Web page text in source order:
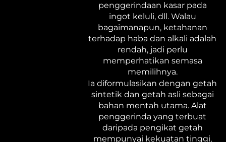
penggerindaan kasar pada
ingot keluli, dll. Walau
bagaimanapun, ketahanan
terhadap haba dan alkali adalah
rendah, jadi perlu
memperhatikan semasa
memilihnya.
Ia diformulasikan dengan getah
sintetik dan getah asli sebagai
bahan mentah utama. Alat
penggerinda yang terbuat
daripada pengikat getah
mempunyai kekuatan tinggi,